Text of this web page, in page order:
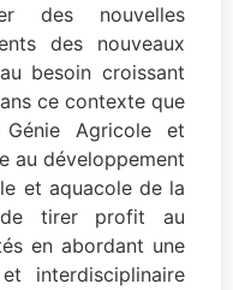
des nouvelles
des nouveaux
besoin croissant
ce contexte que
Génie Agricole et
au développement
et aquacole de la
tirer profit au
en abordant une
interdisciplinaire